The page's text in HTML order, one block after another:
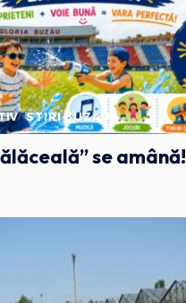
STIRI BUZAU
se amână!